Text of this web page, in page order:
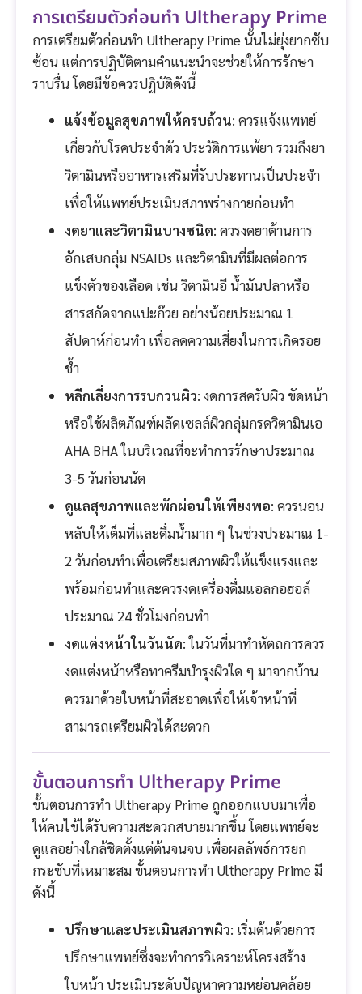
การเตรียมตัวก่อนทำ Ultherapy Prime
การเตรียมตัวก่อนทำ Ultherapy Prime นั้นไม่ยุ่งยากซับ
ซ้อน แต่การปฏิบัติตามคำแนะนำจะช่วยให้การรักษา
ราบรื่น โดยมีข้อควรปฏิบัติดังนี้
แจ้งข้อมูลสุขภาพให้ครบถ้วน: ควรแจ้งแพทย์
เกี่ยวกับโรคประจำตัว ประวัติการแพ้ยา รวมถึงยา
วิตามินหรืออาหารเสริมที่รับประทานเป็นประจำ
เพื่อให้แพทย์ประเมินสภาพร่างกายก่อนทำ
งดยาและวิตามินบางชนิด: ควรงดยาต้านการ
อักเสบกลุ่ม NSAIDs และวิตามินที่มีผลต่อการ
แข็งตัวของเลือด เช่น วิตามินอี น้ำมันปลาหรือ
สารสกัดจากแปะก๊วย อย่างน้อยประมาณ 1
สัปดาห์ก่อนทำ เพื่อลดความเสี่ยงในการเกิดรอย
ช้ำ
หลีกเลี่ยงการรบกวนผิว: งดการสครับผิว ขัดหน้า
หรือใช้ผลิตภัณฑ์ผลัดเซลล์ผิวกลุ่มกรดวิตามินเอ
AHA BHA ในบริเวณที่จะทำการรักษาประมาณ
3-5 วันก่อนนัด
ดูแลสุขภาพและพักผ่อนให้เพียงพอ: ควรนอน
หลับให้เต็มที่และดื่มน้ำมาก ๆ ในช่วงประมาณ 1-
2 วันก่อนทำเพื่อเตรียมสภาพผิวให้แข็งแรงและ
พร้อมก่อนทำและควรงดเครื่องดื่มแอลกอฮอล์
ประมาณ 24 ชั่วโมงก่อนทำ
งดแต่งหน้าในวันนัด: ในวันที่มาทำหัตถการควร
งดแต่งหน้าหรือทาครีมบำรุงผิวใด ๆ มาจากบ้าน
ควรมาด้วยใบหน้าที่สะอาดเพื่อให้เจ้าหน้าที่
สามารถเตรียมผิวได้สะดวก
ขั้นตอนการทำ Ultherapy Prime
ขั้นตอนการทำ Ultherapy Prime ถูกออกแบบมาเพื่อ
ให้คนไข้ได้รับความสะดวกสบายมากขึ้น โดยแพทย์จะ
ดูแลอย่างใกล้ชิดตั้งแต่ต้นจนจบ เพื่อผลลัพธ์การยก
กระชับที่เหมาะสม ขั้นตอนการทำ Ultherapy Prime มี
ดังนี้
ปรึกษาและประเมินสภาพผิว: เริ่มต้นด้วยการ
ปรึกษาแพทย์ซึ่งจะทำการวิเคราะห์โครงสร้าง
ใบหน้า ประเมินระดับปัญหาความหย่อนคล้อย